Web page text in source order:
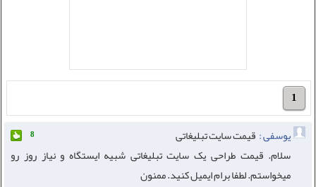
1
یوسفی : قیمت سایت تبلیغاتی 8
سلام. قیمت طراحی یک سایت تبلیغاتی شبیه ایستگاه و نیاز روز رو
میخواستم. لطفا برام ایمیل کنید. ممنون